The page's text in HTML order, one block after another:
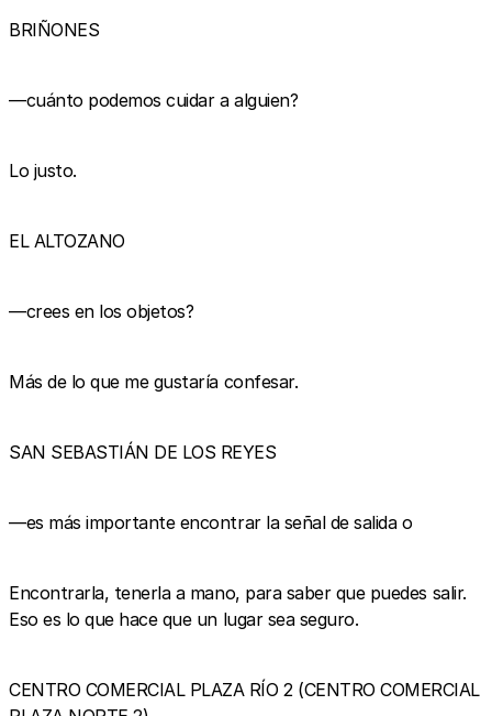
BRIÑONES
—cuánto podemos cuidar a alguien?
Lo justo.
EL ALTOZANO
—crees en los objetos?
Más de lo que me gustaría confesar.
SAN SEBASTIÁN DE LOS REYES
—es más importante encontrar la señal de salida o
Encontrarla, tenerla a mano, para saber que puedes salir.
Eso es lo que hace que un lugar sea seguro.
CENTRO COMERCIAL PLAZA RÍO 2 (CENTRO COMERCIAL